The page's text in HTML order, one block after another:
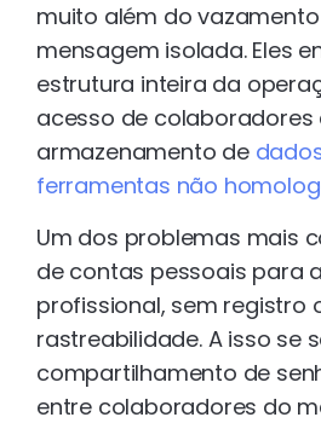
muito além do
mensagem isolada. Eles
estrutura inteira da
acesso de colaboradores
armazenamento de
ferramentas não
Um dos problemas mais
de contas pessoais para
profissional, sem registro
rastreabilidade. A isso se
compartilhamento de
entre colaboradores do